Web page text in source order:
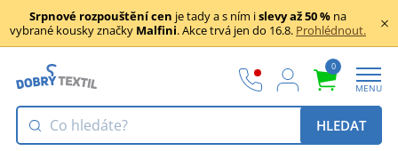
Srpnové rozpouštění cen je tady a s ním islevy až 50 % na
vybrané kousky značky Malfini. Akce trvá jen do 16.8. Prohlédnout.
0
MENU
HLEDAT